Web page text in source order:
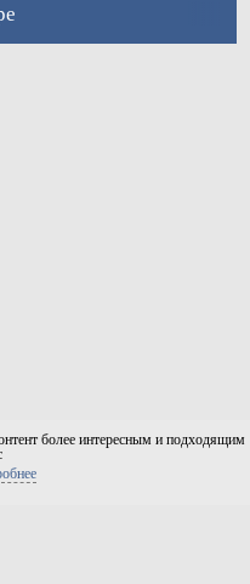
более интересным и подходящим